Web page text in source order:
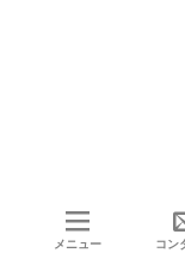
メニュー コン